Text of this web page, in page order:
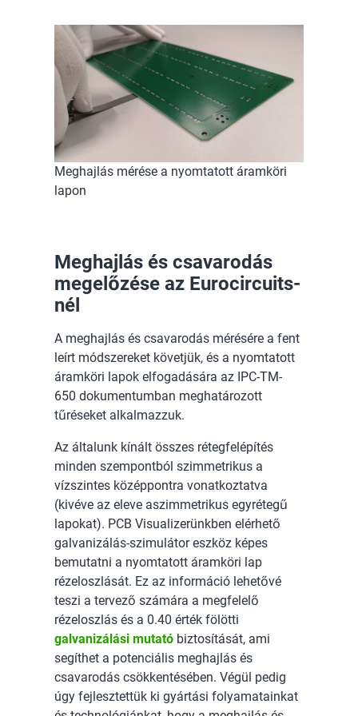
Meghajlás mérése a nyomtatott áramköri
lapon
Meghajlás és csavarodás
megelőzése az Eurocircuits-
nél
A meghajlás és csavarodás mérésére a fent
leírt módszereket követjük, és a nyomtatott
áramköri lapok elfogadására az IPC-TM-
650 dokumentumban meghatározott
tűréseket alkalmazzuk.
Az általunk kínált összes rétegfelépítés
minden szempontból szimmetrikus a
vízszintes középpontra vonatkoztatva
(kivéve az eleve aszimmetrikus egyrétegű
lapokat). PCB Visualizerünkben elérhető
galvanizálás-szimulátor eszköz képes
bemutatni a nyomtatott áramköri lap
rézeloszlását. Ez az információ lehetővé
teszi a tervező számára a megfelelő
rézeloszlás és a 0.40 érték fölötti
galvanizálási mutató biztosítását, ami
segíthet a potenciális meghajlás és
csavarodás csökkentésében. Végül pedig
úgy fejlesztettük ki gyártási folyamatainkat